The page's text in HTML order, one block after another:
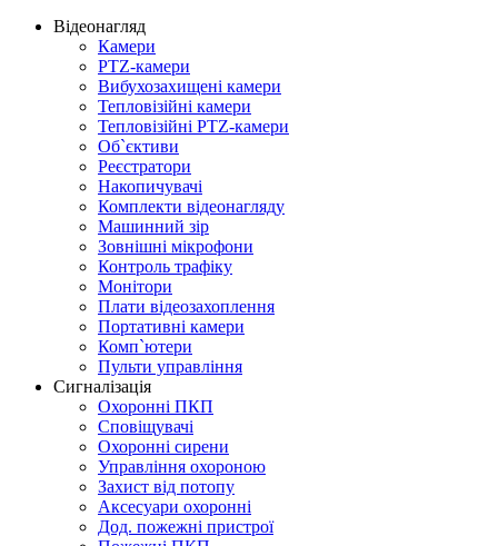
Відеонагляд
Камери
PTZ-камери
Вибухозахищені камери
Тепловізійні камери
Тепловізійні PTZ-камери
Об`єктиви
Реєстратори
Накопичувачі
Комплекти відеонагляду
Машинний зір
Зовнішні мікрофони
Контроль трафіку
Монітори
Плати відеозахоплення
Портативні камери
Комп`ютери
Пульти управління
Сигналізація
Охоронні ПКП
Сповіщувачі
Охоронні сирени
Управління охороною
Захист від потопу
Аксесуари охоронні
Дод. пожежні пристрої